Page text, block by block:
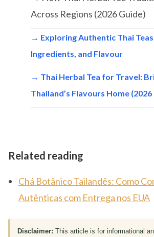
Across Regions (2026 Guide)
→ Exploring Authentic Thai
Ingredients, and Flavour
→ Thai Herbal Tea for Travel:
Thailand’s Flavours Home (2026
Related reading
Chá Botânico Tailandês: Como
Autênticas com Entrega nos EUA
Disclaimer: This article is for informational